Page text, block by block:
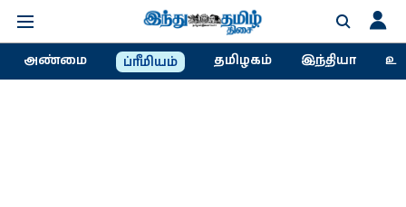
அண்மை ப்ரீமியம் தமிழகம் இந்தியா